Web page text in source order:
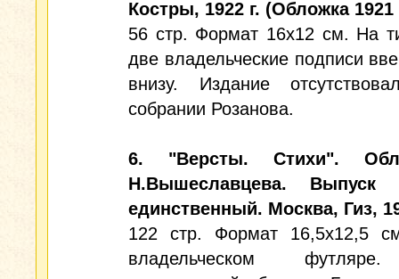
Костры, 1922 г. (Обложка 1921
56 стр. Формат 16х12 см. На
две владельческие подписи
внизу. Издание
собрании Розанова.
6. "Версты. Стихи".
Н.Вышеславцева.
единственный. Москва, Гиз,
122 стр. Формат 16,5х12,5
владельческом